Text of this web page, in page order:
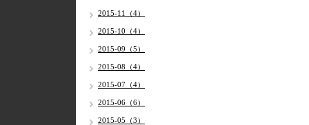
2015-11（4）
2015-10（4）
2015-09（5）
2015-08（4）
2015-07（4）
2015-06（6）
2015-05（3）